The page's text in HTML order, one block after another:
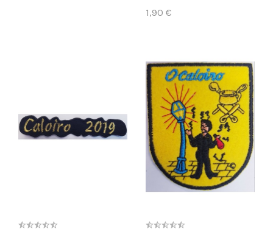
1,90 €